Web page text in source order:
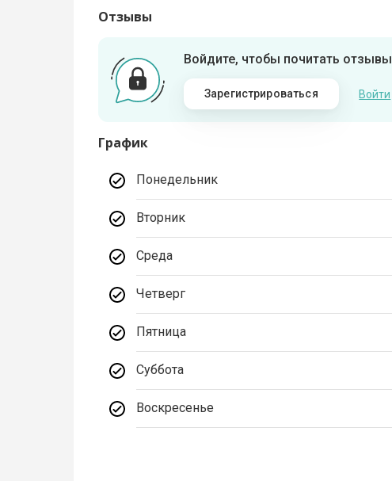
Отзывы
Войдите, чтобы почитать отзывы
Зарегистрироваться Войти
График
Понедельник
Вторник
Среда
Четверг
Пятница
Суббота
Воскресенье